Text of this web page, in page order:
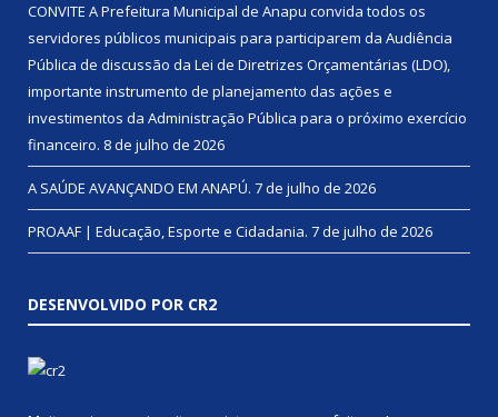
CONVITE A Prefeitura Municipal de Anapu convida todos os
servidores públicos municipais para participarem da Audiência
Pública de discussão da Lei de Diretrizes Orçamentárias (LDO),
importante instrumento de planejamento das ações e
investimentos da Administração Pública para o próximo exercício
financeiro. 8 de julho de 2026
A SAÚDE AVANÇANDO EM ANAPÚ. 7 de julho de 2026
PROAAF | Educação, Esporte e Cidadania. 7 de julho de 2026
DESENVOLVIDO POR CR2